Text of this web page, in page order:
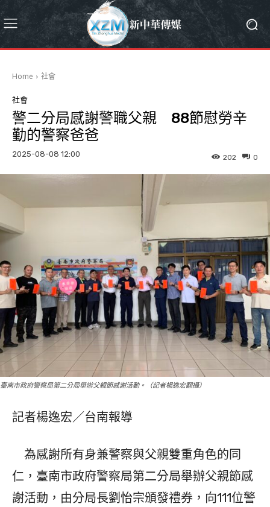
Home 社會
社會
警二分局感謝警職父親 88節慰勞辛
勤的警察爸爸
2025-08-08 12:00 0
202
臺南市政府警察局第二分局舉辦父親節感謝活動。（記者楊逸宏翻攝）
記者楊逸宏／台南報導
為感謝所有身兼警察與父親雙重角色的同
仁，臺南市政府警察局第二分局舉辦父親節感
謝活動，由分局長劉怡宗頒發禮券，向111位警